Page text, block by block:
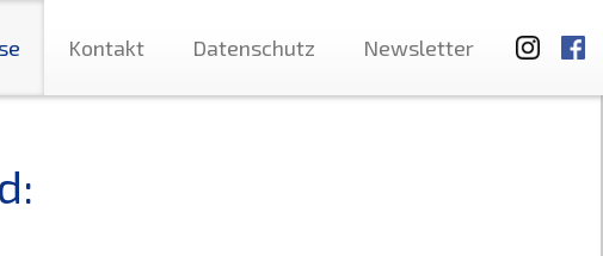
Kontakt Datenschutz Newsletter